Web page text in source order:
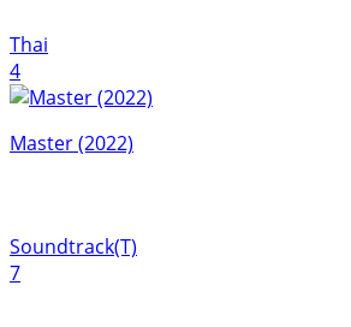
Thai
4
Master (2022)
Soundtrack(T)
7